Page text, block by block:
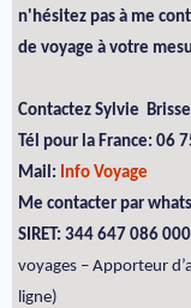
n'hésitez pas à me
de voyage à votre
Contactez Sylvie
Tél pour la France: 06
Mail: Info Voyage
Me contacter par
SIRET: 344 647 086
voyages – Apporteur
ligne)